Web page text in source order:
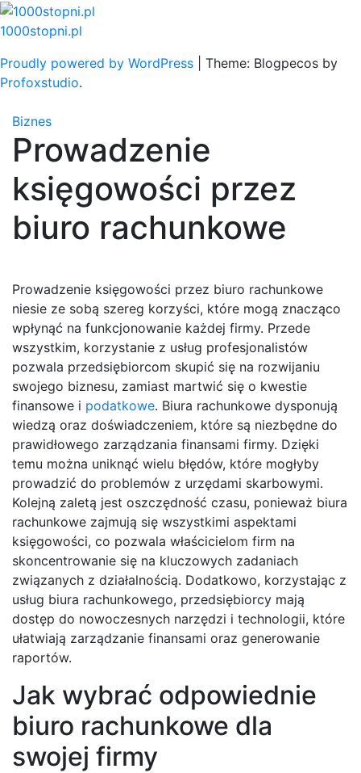
Skip
to
1000stopni.pl
Proudly powered by WordPress
Theme: Blogpecos by
Profoxstudio.
Biznes
Prowadzenie
księgowości przez
biuro rachunkowe
Prowadzenie księgowości przez biuro rachunkowe
niesie ze sobą szereg korzyści, które mogą znacząco
wpłynąć na funkcjonowanie każdej firmy. Przede
wszystkim, korzystanie z usług profesjonalistów
pozwala przedsiębiorcom skupić się na rozwijaniu
swojego biznesu, zamiast martwić się o kwestie
finansowe i podatkowe. Biura rachunkowe dysponują
wiedzą oraz doświadczeniem, które są niezbędne do
prawidłowego zarządzania finansami firmy. Dzięki
temu można uniknąć wielu błędów, które mogłyby
prowadzić do problemów z urzędami skarbowymi.
Kolejną zaletą jest oszczędność czasu, ponieważ biura
rachunkowe zajmują się wszystkimi aspektami
księgowości, co pozwala właścicielom firm na
skoncentrowanie się na kluczowych zadaniach
związanych z działalnością. Dodatkowo, korzystając z
usług biura rachunkowego, przedsiębiorcy mają
dostęp do nowoczesnych narzędzi i technologii, które
ułatwiają zarządzanie finansami oraz generowanie
raportów.
Jak wybrać odpowiednie
biuro rachunkowe dla
swojej firmy